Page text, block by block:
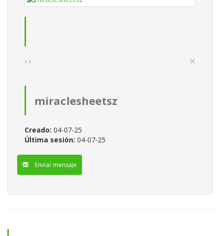
‹ › ×
miraclesheetsz
Creado: 04-07-25
Última sesión: 04-07-25
Enviar mensaje